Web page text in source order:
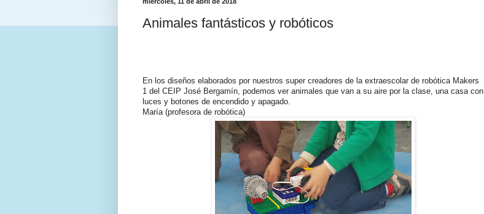
Animales fantásticos y robóticos
En los diseños elaborados por nuestros super creadores de la extraescolar de robótica Makers
1 del CEIP José Bergamín, podemos ver animales que van a su aire por la clase, una casa con
luces y botones de encendido y apagado.
María (profesora de robótica)